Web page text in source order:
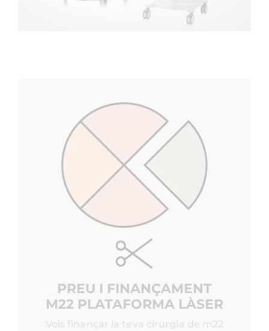
PREU I FINANÇAMENT
M22 PLATAFORMA LÀSER
Vols finançar la teva cirurgia de m22